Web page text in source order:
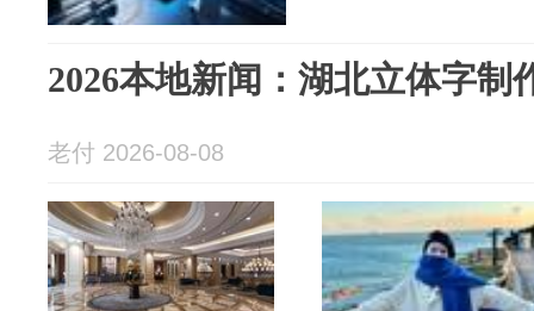
2026本地新闻：湖北立体字制
老付 2026-08-08